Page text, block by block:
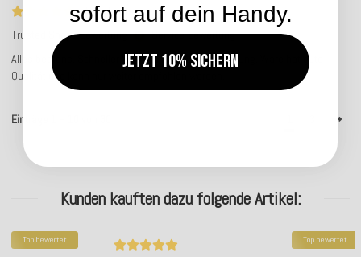
Alles bestens
Trusted Shops Bewertung
Service-Bewertung
Alles bestens. Schneller Versand und gute Verpackung. Ware hat gute
Qualität und kann nur weiter empfohlen werden.
Einträge 1 – 10 von 30
Kunden kauften dazu folgende Artikel:
Top bewertet Top bewertet
sofort auf dein Handy.
Jetzt 10% sichern